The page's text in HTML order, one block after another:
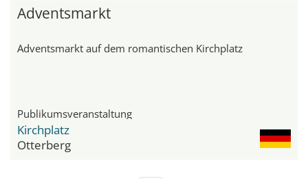
Adventsmarkt
Adventsmarkt auf dem romantischen Kirchplatz
Publikumsveranstaltung
Kirchplatz
Otterberg